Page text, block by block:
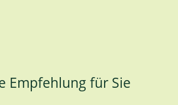
Empfehlung für Sie